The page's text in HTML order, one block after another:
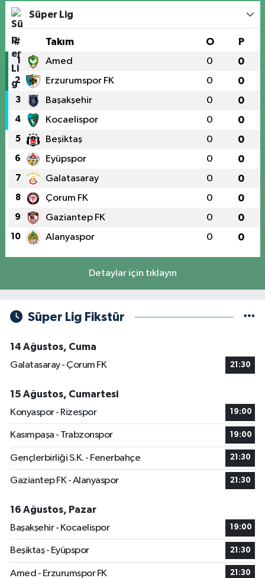
Süper Lig
# Takım O P
1 Amed 0 0
2 Erzurumspor FK 0 0
3 Başakşehir 0 0
4 Kocaelispor 0 0
5 Beşiktaş 0 0
6 Eyüpspor 0 0
7 Galatasaray 0 0
8 Çorum FK 0 0
9 Gaziantep FK 0 0
10 Alanyaspor 0 0
Detaylar için tıklayın
Süper Lig Fikstür
14 Ağustos, Cuma
Galatasaray - Çorum FK
21:30
15 Ağustos, Cumartesi
Konyaspor - Rizespor
19:00
Kasımpaşa - Trabzonspor 19:00
Gençlerbirliği S.K. - Fenerbahçe 21:30
Gaziantep FK - Alanyaspor 21:30
16 Ağustos, Pazar
Başakşehir - Kocaelispor
19:00
Beşiktaş - Eyüpspor 21:30
Amed - Erzurumspor FK 21:30